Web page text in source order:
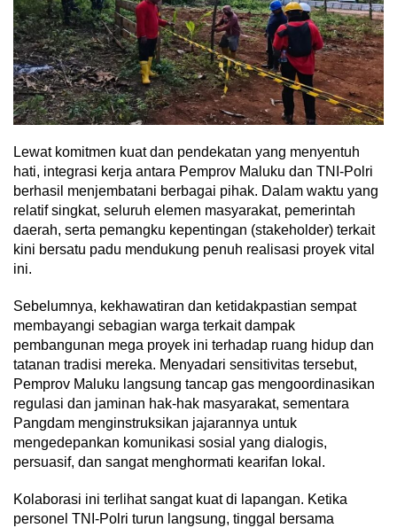
​Lewat komitmen kuat dan pendekatan yang menyentuh
hati, integrasi kerja antara Pemprov Maluku dan TNI-Polri
berhasil menjembatani berbagai pihak. Dalam waktu yang
relatif singkat, seluruh elemen masyarakat, pemerintah
daerah, serta pemangku kepentingan (stakeholder) terkait
kini bersatu padu mendukung penuh realisasi proyek vital
ini.
​Sebelumnya, kekhawatiran dan ketidakpastian sempat
membayangi sebagian warga terkait dampak
pembangunan mega proyek ini terhadap ruang hidup dan
tatanan tradisi mereka. Menyadari sensitivitas tersebut,
Pemprov Maluku langsung tancap gas mengoordinasikan
regulasi dan jaminan hak-hak masyarakat, sementara
Pangdam menginstruksikan jajarannya untuk
mengedepankan komunikasi sosial yang dialogis,
persuasif, dan sangat menghormati kearifan lokal.
​Kolaborasi ini terlihat sangat kuat di lapangan. Ketika
personel TNI-Polri turun langsung, tinggal bersama